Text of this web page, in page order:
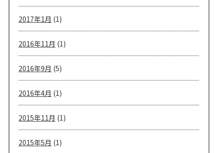
2017年1月 (1)
2016年11月 (1)
2016年9月 (5)
2016年4月 (1)
2015年11月 (1)
2015年5月 (1)